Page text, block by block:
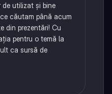
utilizat și bine
căutam până acum
din prezentări! Cu
pentru o temă la
ca sursă de